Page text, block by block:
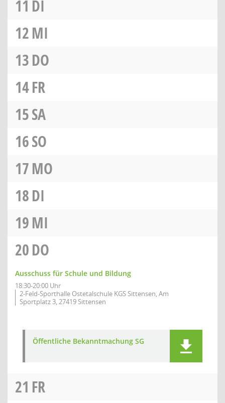
11 DI
12MI
13DO
14FR
15SA
16SO
17MO
18DI
19MI
20DO
Ausschuss für Schule und Bildung
18:30-20:00 Uhr
2-Feld-Sporthalle Ostetalschule KGS Sittensen, Am
Sportplatz 3, 27419 Sittensen
Öffentliche Bekanntmachung SG
21 FR